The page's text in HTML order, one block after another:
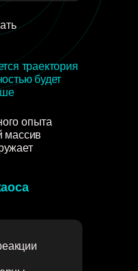
траектория
будет
опыта
массив